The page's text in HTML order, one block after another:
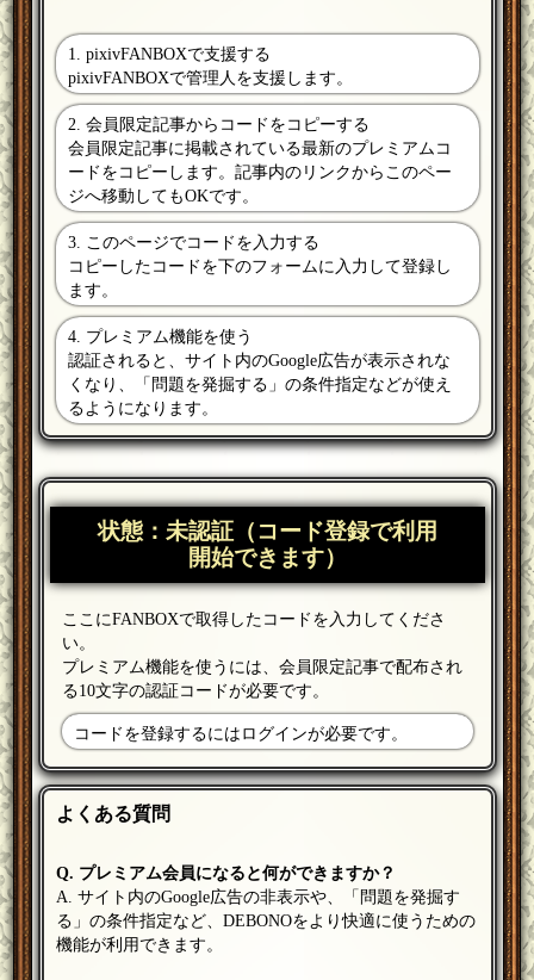
1. pixivFANBOXで支援する
pixivFANBOXで管理人を支援します。
2. 会員限定記事からコードをコピーする
会員限定記事に掲載されている最新のプレミアムコ
ードをコピーします。記事内のリンクからこのペー
ジへ移動してもOKです。
3. このページでコードを入力する
コピーしたコードを下のフォームに入力して登録し
ます。
4. プレミアム機能を使う
認証されると、サイト内のGoogle広告が表示されな
くなり、「問題を発掘する」の条件指定などが使え
るようになります。
状態：未認証（コード登録で利用
開始できます）
ここにFANBOXで取得したコードを入力してくださ
い。
プレミアム機能を使うには、会員限定記事で配布され
る10文字の認証コードが必要です。
コードを登録するにはログインが必要です。
よくある質問
Q. プレミアム会員になると何ができますか？
A. サイト内のGoogle広告の非表示や、「問題を発掘す
る」の条件指定など、DEBONOをより快適に使うための
機能が利用できます。